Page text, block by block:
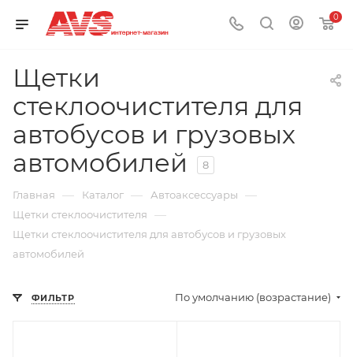
0
Щетки
стеклоочистителя для
автобусов и грузовых
автомобилей
8
Главная — Каталог — Автоаксессуары —
Щетки стеклоочистителя —
Щетки стеклоочистителя для автобусов и грузовых
автомобилей
ФИЛЬТР По умолчанию (возрастание)